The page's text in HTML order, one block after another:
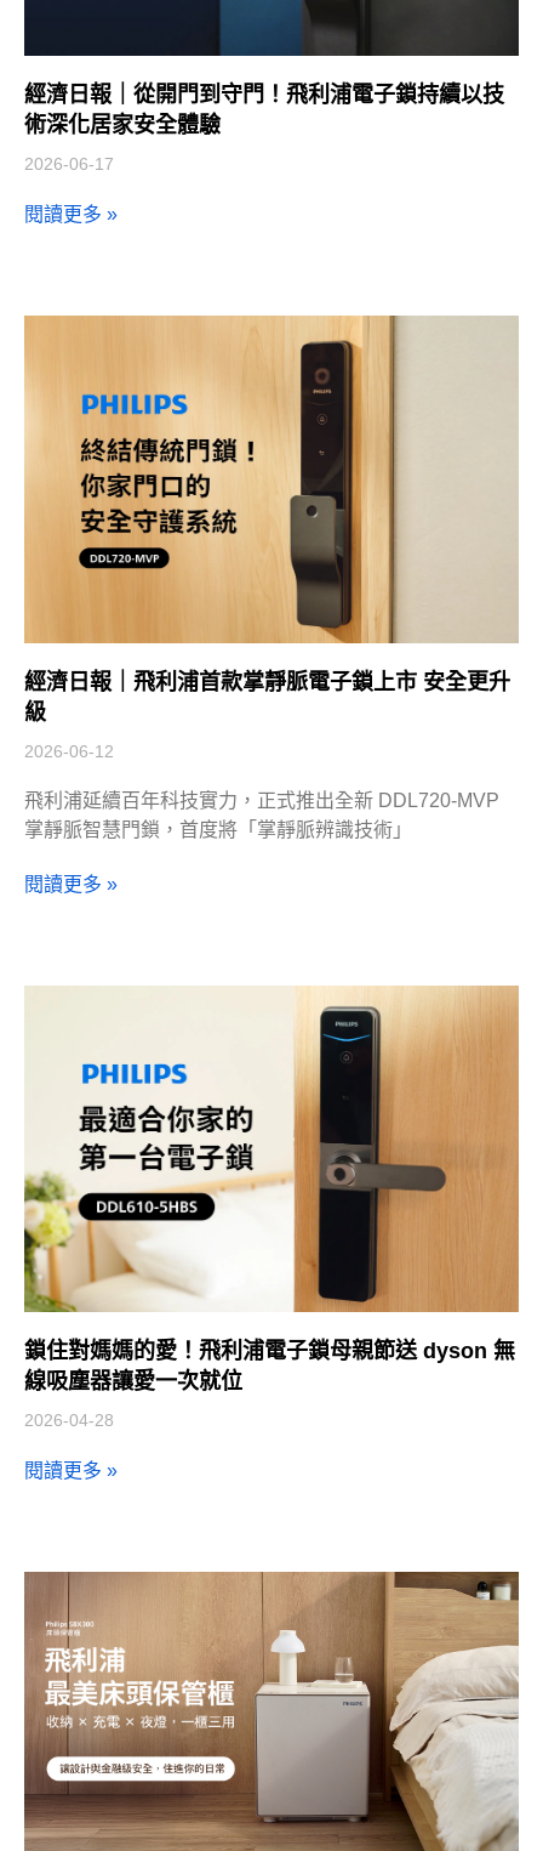
經濟日報｜從開門到守門！飛利浦電子鎖持續以技
術深化居家安全體驗
2026-06-17
閱讀更多 »
經濟日報｜飛利浦首款掌靜脈電子鎖上市 安全更升
級
2026-06-12
飛利浦延續百年科技實力，正式推出全新 DDL720-MVP
掌靜脈智慧門鎖，首度將「掌靜脈辨識技術」
閱讀更多 »
鎖住對媽媽的愛！飛利浦電子鎖母親節送 dyson 無
線吸塵器讓愛一次就位
2026-04-28
閱讀更多 »